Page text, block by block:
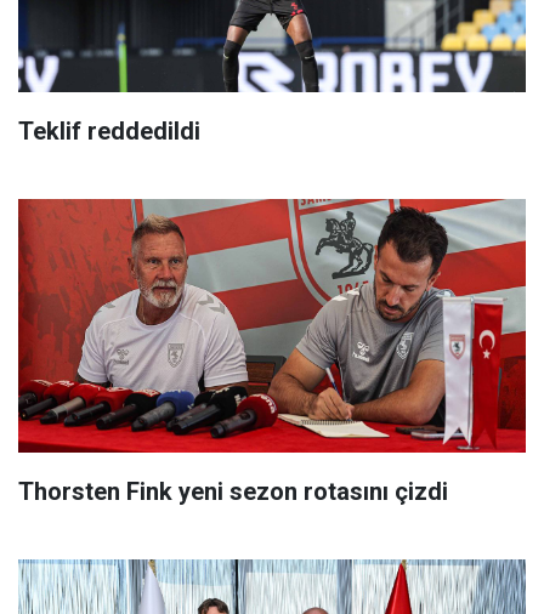
Teklif reddedildi
Thorsten Fink yeni sezon rotasını çizdi